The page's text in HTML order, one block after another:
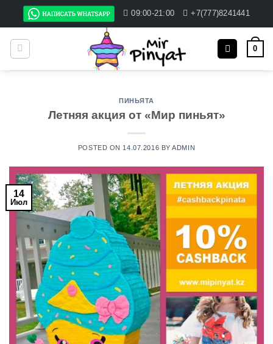
content
09:00-21:00 +7(777)8241441
0
ПИНЬЯТА
Летняя акция от «Мир пиньят»
POSTED ON 14.07.2016 BYADMIN
14
Июл